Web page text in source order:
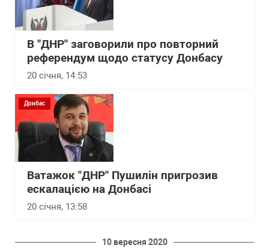
В "ДНР" заговорили про повторний
референдум щодо статусу Донбасу
20 січня, 14:53
Донбас
Ватажок "ДНР" Пушилін пригрозив
ескалацією на Донбасі
20 січня, 13:58
10 вересня 2020